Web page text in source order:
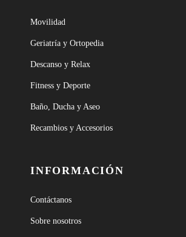
Movilidad
Geriatría y Ortopedia
Descanso y Relax
Fitness y Deporte
Baño, Ducha y Aseo
Recambios y Accesorios
INFORMACIÓN
Contáctanos
Sobre nosotros